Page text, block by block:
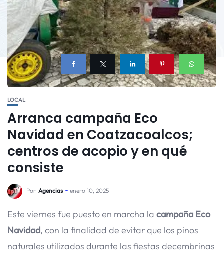
LOCAL
Arranca campaña Eco
Navidad en Coatzacoalcos;
centros de acopio y en qué
consiste
Por Agencias enero 10, 2025
Este viernes fue puesto en marcha la campaña Eco
Navidad, con la finalidad de evitar que los pinos
naturales utilizados durante las fiestas decembrinas